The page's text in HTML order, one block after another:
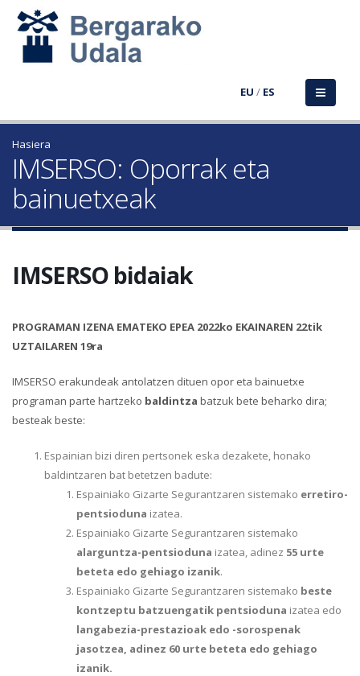
EU / ES
Hasiera
IMSERSO: Oporrak eta
bainuetxeak
IMSERSO bidaiak
PROGRAMAN IZENA EMATEKO EPEA 2022ko EKAINAREN 22tik
UZTAILAREN 19ra
IMSERSO erakundeak antolatzen dituen opor eta bainuetxe
programan parte hartzeko baldintza batzuk bete beharko dira;
besteak beste:
Espainian bizi diren pertsonek eska dezakete, honako
baldintzaren bat betetzen badute:
Espainiako Gizarte Segurantzaren sistemako erretiro-
pentsioduna izatea.
Espainiako Gizarte Segurantzaren sistemako
alarguntza-pentsioduna izatea, adinez 55 urte
beteta edo gehiago izanik.
Espainiako Gizarte Segurantzaren sistemako beste
kontzeptu batzuengatik pentsioduna izatea edo
langabezia-prestazioak edo -sorospenak
jasotzea, adinez 60 urte beteta edo gehiago
izanik.